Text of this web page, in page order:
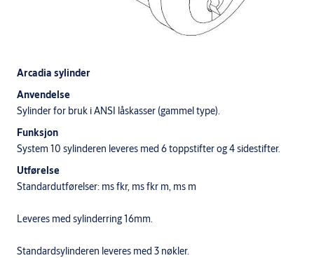
Arcadia sylinder
Anvendelse
Sylinder for bruk i ANSI låskasser (gammel type).
Funksjon
System 10 sylinderen leveres med 6 toppstifter og 4 sidestifter.
Utførelse
Standardutførelser: ms fkr, ms fkr m, ms m
Leveres med sylinderring 16mm.
Standardsylinderen leveres med 3 nøkler.